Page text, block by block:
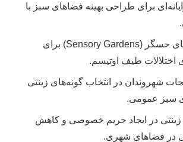
برای طراحی بهینه فضاهای سبز با
طراحی باغ‌های حسگر (Sensory Gardens) برای
اختلالات طیف اوتیسم.
شهروندان در انتخاب گونه‌های زینتی
سبز عمومی.
زینتی در ایجاد حریم خصوصی و کاهش
در فضاهای شهری.